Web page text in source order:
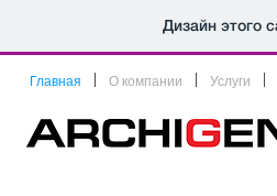
Дизайн этого
Главная О компании Услуги